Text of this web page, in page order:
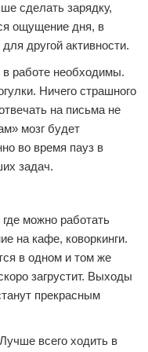
сделать зарядку,
ощущение дня, в
другой активности.
в работе необходимы.
Ничего страшного
на письма не
мозг будет
во время пауз в
задач.
можно работать
на кафе, коворкинги.
в одном и том же
загрустит. Выходы
прекрасным
всего ходить в